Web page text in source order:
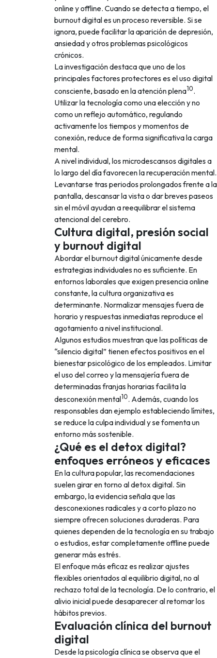
online y offline. Cuando se detecta a tiempo, el
burnout digital es un proceso reversible. Si se
ignora, puede facilitar la aparición de depresión,
ansiedad y otros problemas psicológicos
crónicos.
La investigación destaca que uno de los
principales factores protectores es el uso digital
consciente, basado en la atención plena10.
Utilizar la tecnología como una elección y no
como un reflejo automático, regulando
activamente los tiempos y momentos de
conexión, reduce de forma significativa la carga
mental.
A nivel individual, los microdescansos digitales a
lo largo del día favorecen la recuperación mental.
Levantarse tras periodos prolongados frente a la
pantalla, descansar la vista o dar breves paseos
sin el móvil ayudan a reequilibrar el sistema
atencional del cerebro.
Cultura digital, presión social
y burnout digital
Abordar el burnout digital únicamente desde
estrategias individuales no es suficiente. En
entornos laborales que exigen presencia online
constante, la cultura organizativa es
determinante. Normalizar mensajes fuera de
horario y respuestas inmediatas reproduce el
agotamiento a nivel institucional.
Algunos estudios muestran que las políticas de
“silencio digital” tienen efectos positivos en el
bienestar psicológico de los empleados. Limitar
el uso del correo y la mensajería fuera de
determinadas franjas horarias facilita la
desconexión mental10. Además, cuando los
responsables dan ejemplo estableciendo límites,
se reduce la culpa individual y se fomenta un
entorno más sostenible.
¿Qué es el detox digital?
enfoques erróneos y eficaces
En la cultura popular, las recomendaciones
suelen girar en torno al detox digital. Sin
embargo, la evidencia señala que las
desconexiones radicales y a corto plazo no
siempre ofrecen soluciones duraderas. Para
quienes dependen de la tecnología en su trabajo
o estudios, estar completamente offline puede
generar más estrés.
El enfoque más eficaz es realizar ajustes
flexibles orientados al equilibrio digital, no al
rechazo total de la tecnología. De lo contrario, el
alivio inicial puede desaparecer al retomar los
hábitos previos.
Evaluación clínica del burnout
digital
Desde la psicología clínica se observa que el